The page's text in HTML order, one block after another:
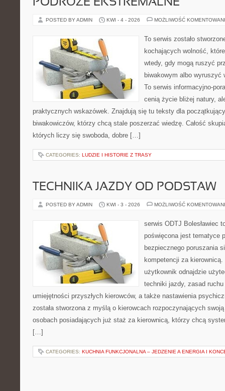
PODRÓŻE EKSTREMALNE
POSTED BY ADMIN KWI - 4 - 2026 MOŻLIWOŚĆ
To serwis zostało
kochających wolność,
wtedy, gdy mogą ruszyć
biwakowym albo wyruszyć
To serwis informacyjno-
cenią życie bliżej natury,
praktycznych wskazówek. Znajdują się tu teksty dla
biwakowiczów, którzy chcą stale poszerzać wiedzę. Całość
których liczy się swoboda, dobre […]
CATEGORIES: LUDZIE I HISTORIE Z TRASY
TECHNIKA JAZDY OD PODSTAW
POSTED BY ADMIN KWI - 3 - 2026 MOŻLIWOŚĆ
serwis ODTJ Bolesławiec
poświęcona jest tematyce
bezpiecznego poruszania
kompetencji za
użytkownik odnajdzie
techniki jazdy, zasad
umiejętności przyszłych kierowców, a także nastawienia
została stworzona z myślą o kierowcach rozpoczynających
osobach posiadających już staż za kierownicą, którzy chcą
[…]
CATEGORIES: KUCHNIA FUNKCJONALNA – JEDZENIE A ENERGIA I